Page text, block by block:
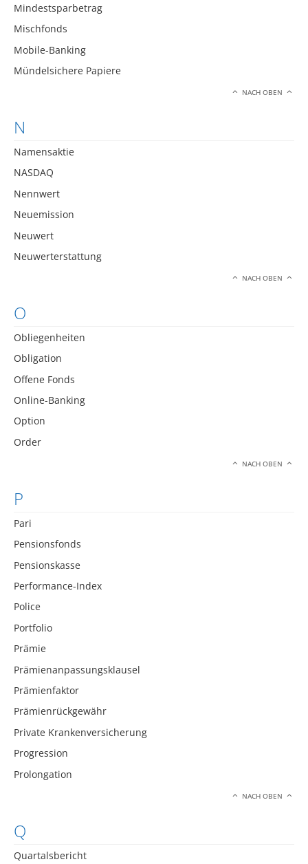
Mindestsparbetrag
Mischfonds
Mobile-Banking
Mündelsichere Papiere
NACH OBEN
N
Namensaktie
NASDAQ
Nennwert
Neuemission
Neuwert
Neuwerterstattung
NACH OBEN
O
Obliegenheiten
Obligation
Offene Fonds
Online-Banking
Option
Order
NACH OBEN
P
Pari
Pensionsfonds
Pensionskasse
Performance-Index
Police
Portfolio
Prämie
Prämienanpassungsklausel
Prämienfaktor
Prämienrückgewähr
Private Krankenversicherung
Progression
Prolongation
NACH OBEN
Q
Quartalsbericht